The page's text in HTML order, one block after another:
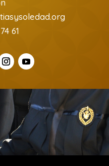
61